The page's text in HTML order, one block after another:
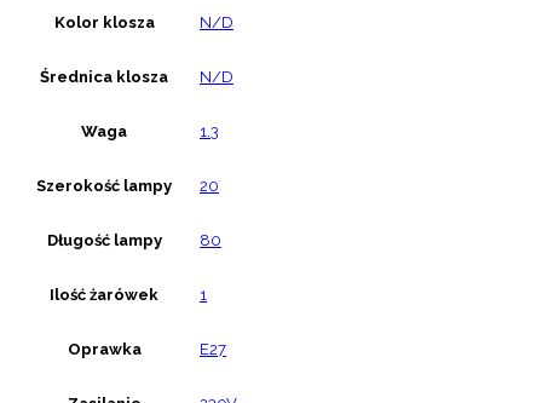
Kolor klosza N/D
Średnica klosza N/D
Waga 1.3
Szerokość lampy 20
Długość lampy 80
Ilość żarówek 1
Oprawka E27